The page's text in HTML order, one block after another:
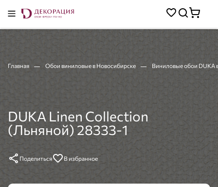
Главная Обои виниловые в Новосибирске Виниловые обои DUKA
DUKA Linen Collection
(Льняной) 28333-1
Поделиться В избранное